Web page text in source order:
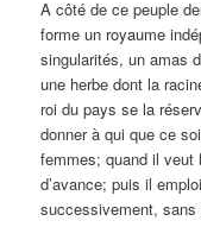
A côté de ce peuple
forme un royaume
singularités, un amas
une herbe dont la
roi du pays se la
donner à qui que ce
femmes; quand il veut
d’avance; puis il
successivement, sans